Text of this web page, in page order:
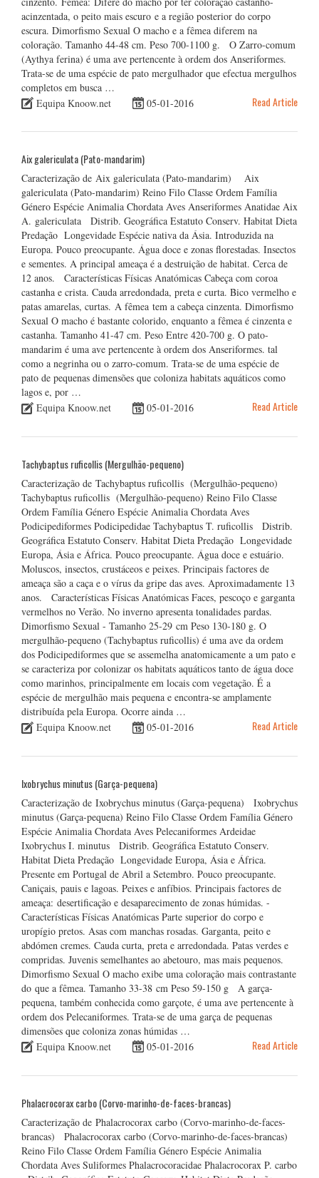
acinzentada, o peito mais escuro e a região posterior do corpo
escura. Dimorfismo Sexual O macho e a fêmea diferem na
coloração. Tamanho 44-48 cm. Peso 700-1100 g. O Zarro-comum
(Aythya ferina) é uma ave pertencente à ordem dos Anseriformes.
Trata-se de uma espécie de pato mergulhador que efectua mergulhos
completos em busca …
Equipa Knoow.net
05-01-2016 Read Article
Aix galericulata (Pato-mandarim)
Caracterização de Aix galericulata (Pato-mandarim) Aix
galericulata (Pato-mandarim) Reino Filo Classe Ordem Família
Género Espécie Animalia Chordata Aves Anseriformes Anatidae Aix
A. galericulata Distrib. Geográfica Estatuto Conserv. Habitat Dieta
Predação Longevidade Espécie nativa da Ásia. Introduzida na
Europa. Pouco preocupante. Água doce e zonas florestadas. Insectos
e sementes. A principal ameaça é a destruição de habitat. Cerca de
12 anos. Características Físicas Anatómicas Cabeça com coroa
castanha e crista. Cauda arredondada, preta e curta. Bico vermelho e
patas amarelas, curtas. A fêmea tem a cabeça cinzenta. Dimorfismo
Sexual O macho é bastante colorido, enquanto a fêmea é cinzenta e
castanha. Tamanho 41-47 cm. Peso Entre 420-700 g. O pato-
mandarim é uma ave pertencente à ordem dos Anseriformes. tal
como a negrinha ou o zarro-comum. Trata-se de uma espécie de
pato de pequenas dimensões que coloniza habitats aquáticos como
lagos e, por …
Equipa Knoow.net
05-01-2016 Read Article
Tachybaptus ruficollis (Mergulhão-pequeno)
Caracterização de Tachybaptus ruficollis (Mergulhão-pequeno)
Tachybaptus ruficollis (Mergulhão-pequeno) Reino Filo Classe
Ordem Família Género Espécie Animalia Chordata Aves
Podicipediformes Podicipedidae Tachybaptus T. ruficollis Distrib.
Geográfica Estatuto Conserv. Habitat Dieta Predação Longevidade
Europa, Ásia e África. Pouco preocupante. Água doce e estuário.
Moluscos, insectos, crustáceos e peixes. Principais factores de
ameaça são a caça e o vírus da gripe das aves. Aproximadamente 13
anos. Características Físicas Anatómicas Faces, pescoço e garganta
vermelhos no Verão. No inverno apresenta tonalidades pardas.
Dimorfismo Sexual - Tamanho 25-29 cm Peso 130-180 g. O
mergulhão-pequeno (Tachybaptus ruficollis) é uma ave da ordem
dos Podicipediformes que se assemelha anatomicamente a um pato e
se caracteriza por colonizar os habitats aquáticos tanto de água doce
como marinhos, principalmente em locais com vegetação. É a
espécie de mergulhão mais pequena e encontra-se amplamente
distribuída pela Europa. Ocorre ainda …
Equipa Knoow.net
05-01-2016 Read Article
Ixobrychus minutus (Garça-pequena)
Caracterização de Ixobrychus minutus (Garça-pequena) Ixobrychus
minutus (Garça-pequena) Reino Filo Classe Ordem Família Género
Espécie Animalia Chordata Aves Pelecaniformes Ardeidae
Ixobrychus I. minutus Distrib. Geográfica Estatuto Conserv.
Habitat Dieta Predação Longevidade Europa, Ásia e África.
Presente em Portugal de Abril a Setembro. Pouco preocupante.
Caniçais, pauis e lagoas. Peixes e anfíbios. Principais factores de
ameaça: desertificação e desaparecimento de zonas húmidas. -
Características Físicas Anatómicas Parte superior do corpo e
uropígio pretos. Asas com manchas rosadas. Garganta, peito e
abdómen cremes. Cauda curta, preta e arredondada. Patas verdes e
compridas. Juvenis semelhantes ao abetouro, mas mais pequenos.
Dimorfismo Sexual O macho exibe uma coloração mais contrastante
do que a fêmea. Tamanho 33-38 cm Peso 59-150 g A garça-
pequena, também conhecida como garçote, é uma ave pertencente à
ordem dos Pelecaniformes. Trata-se de uma garça de pequenas
dimensões que coloniza zonas húmidas …
Equipa Knoow.net
05-01-2016 Read Article
Phalacrocorax carbo (Corvo-marinho-de-faces-brancas)
Caracterização de Phalacrocorax carbo (Corvo-marinho-de-faces-
brancas) Phalacrocorax carbo (Corvo-marinho-de-faces-brancas)
Reino Filo Classe Ordem Família Género Espécie Animalia
Chordata Aves Suliformes Phalacrocoracidae Phalacrocorax P. carbo